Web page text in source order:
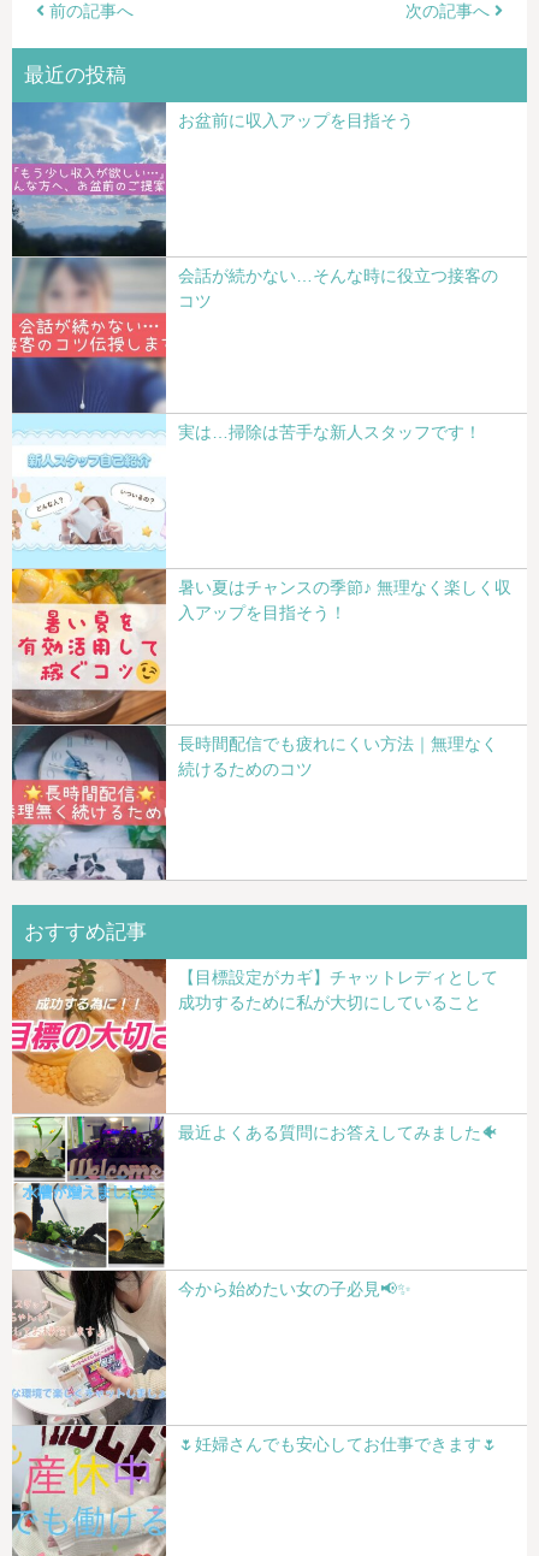
前の記事へ 次の記事へ
最近の投稿
お盆前に収入アップを目指そう
会話が続かない…そんな時に役立つ接客の
コツ
実は…掃除は苦手な新人スタッフです！
暑い夏はチャンスの季節♪ 無理なく楽しく収
入アップを目指そう！
長時間配信でも疲れにくい方法｜無理なく
続けるためのコツ
おすすめ記事
【目標設定がカギ】チャットレディとして
成功するために私が大切にしていること
最近よくある質問にお答えしてみました🐠
今から始めたい女の子必見📢✨
🌷妊婦さんでも安心してお仕事できます🌷